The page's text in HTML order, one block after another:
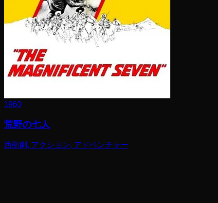
1960
荒野の七人
西部劇, アクション, アドベンチャー